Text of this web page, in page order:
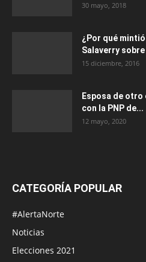
30 mayo, 2018
¿Por qué
Salaverry
15 diciembre, 2016
Esposa de
con la PNP de...
12 mayo, 2020
CATEGORÍA POPULAR
#AlertaNorte
Noticias
Elecciones 2021